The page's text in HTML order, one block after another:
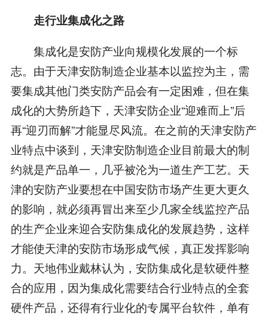
走行业集成化之路
集成化是安防产业向规模化发展的一个标
志。由于天津安防制造企业基本以监控为主，需
要集成其他门类安防产品会有一定困难，但在集
成化的大势所趋下，天津安防企业“迎难而上”后
再“迎刃而解”才能显尽风流。在之前的天津安防产
业特点中谈到，天津安防制造企业目前最大的制
约就是产品单一，几乎被沦为一道生产工艺。天
津的安防产业要想在中国安防市场产生更大更久
的影响，就必须再冒出来至少几家全线监控产品
的生产企业来迎合安防集成化的发展趋势，这样
才能使天津的安防市场形成气候，真正发挥影响
力。天地伟业戴林认为，安防集成化是软硬件整
合的应用，因为集成化需要结合行业特点的全套
硬件产品，还得有行业化的专属平台软件，单有